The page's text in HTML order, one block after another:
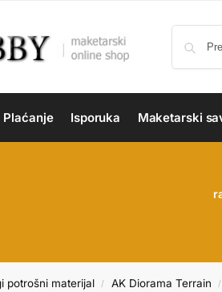
Plaćanje Isporuka Maketarski
potrošni materijal / AK Diorama Terrain /